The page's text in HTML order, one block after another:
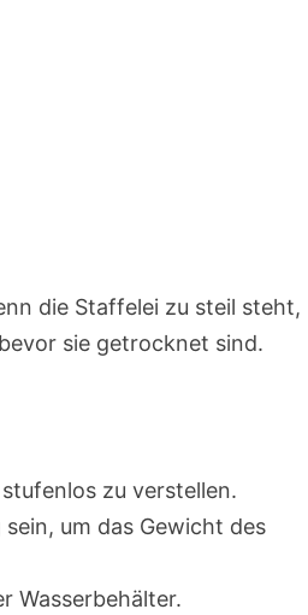
die Staffelei zu steil steht,
sie getrocknet sind.
zu verstellen.
um das Gewicht des
Wasserbehälter.